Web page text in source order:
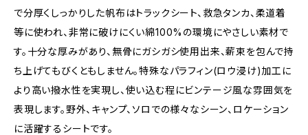
で分厚くしっかりした帆布はトラックシート、救急タンカ、柔道着
等に使われ、非常に破けにくい綿100%の環境にやさしい素材で
す。十分な厚みがあり、無骨にガシガシ使用出来、薪束を包んで持
ち上げてもびくともしません。特殊なパラフィン(ロウ浸け)加工に
より高い撥水性を実現し、使い込む程にビンテージ風な雰囲気を
表現します。野外、キャンプ、ソロでの様々なシーン、ロケーション
に活躍するシートです。